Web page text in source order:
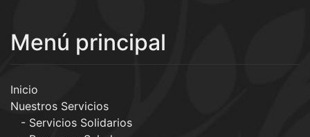
Menú principal
Inicio
Nuestros Servicios
Servicios Solidarios